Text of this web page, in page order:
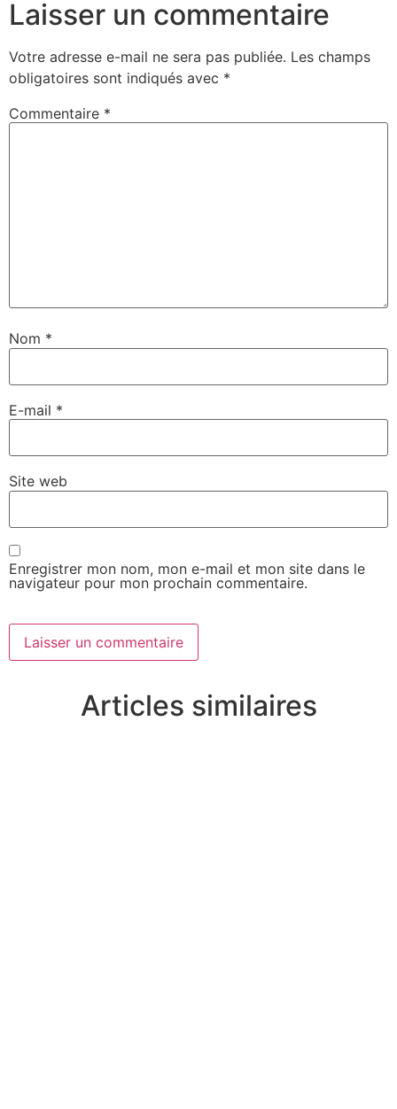
Laisser un commentaire
Votre adresse e-mail ne sera pas publiée. Les champs
obligatoires sont indiqués avec *
Commentaire *
Nom *
E-mail *
Site web
Enregistrer mon nom, mon e-mail et mon site dans le
navigateur pour mon prochain commentaire.
Articles similaires